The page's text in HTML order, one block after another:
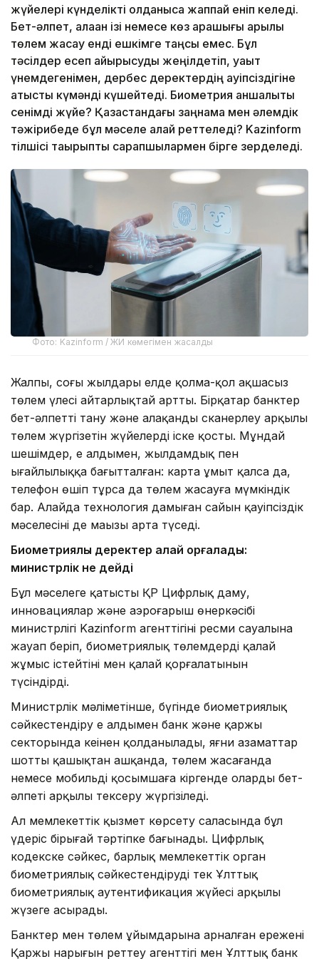
жүйелері күнделікті қолданысқа жаппай еніп келеді.
Бет-әлпет, алақан ізі немесе көз қарашығы арқылы
төлем жасау енді ешкімге таңсық емес. Бұл
тәсілдер есеп айырысуды жеңілдетіп, уақыт
үнемдегенімен, дербес деректердің қауіпсіздігіне
қатысты күмәнді күшейтеді. Биометрия қаншалықты
сенімді жүйе? Қазақстандағы заңнама мен әлемдік
тәжірибеде бұл мәселе қалай реттеледі? Kazinform
тілшісі тақырыпты сарапшылармен бірге зерделеді.
Фото: Kazinform / ЖИ көмегімен жасалды
Жалпы, соңғы жылдары елде қолма-қол ақшасыз
төлем үлесі айтарлықтай артты. Бірқатар банктер
бет-әлпетті тану және алақанды сканерлеу арқылы
төлем жүргізетін жүйелерді іске қосты. Мұндай
шешімдер, ең алдымен, жылдамдық пен
ыңғайлылыққа бағытталған: карта ұмыт қалса да,
телефон өшіп тұрса да төлем жасауға мүмкіндік
бар. Алайда технология дамыған сайын қауіпсіздік
мәселесінің де маңызы арта түседі.
Биометриялық деректер қалай қорғалады:
министрлік не дейді
Бұл мәселеге қатысты ҚР Цифрлық даму,
инновациялар және аэроғарыш өнеркәсібі
министрлігі Kazinform агенттігінің ресми сауалына
жауап беріп, биометриялық төлемдердің қалай
жұмыс істейтіні мен қалай қорғалатынын
түсіндірді.
Министрлік мәліметінше, бүгінде биометриялық
сәйкестендіру ең алдымен банк және қаржы
секторында кеңінен қолданылады, яғни азаматтар
шотты қашықтан ашқанда, төлем жасағанда
немесе мобильді қосымшаға кіргенде олардың бет-
әлпеті арқылы тексеру жүргізіледі.
Ал мемлекеттік қызмет көрсету саласында бұл
үдеріс бірыңғай тәртіпке бағынады. Цифрлық
кодекске сәйкес, барлық мемлекеттік орган
биометриялық сәйкестендіруді тек Ұлттық
биометриялық аутентификация жүйесі арқылы
жүзеге асырады.
Банктер мен төлем ұйымдарына арналған ережені
Қаржы нарығын реттеу агенттігі мен Ұлттық банк